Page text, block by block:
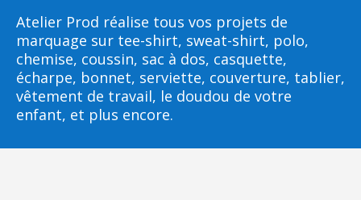
Atelier Prod réalise tous vos projets de
marquage sur tee-shirt, sweat-shirt, polo,
chemise, coussin, sac à dos, casquette,
écharpe, bonnet, serviette, couverture, tablier,
vêtement de travail, le doudou de votre
enfant, et plus encore.